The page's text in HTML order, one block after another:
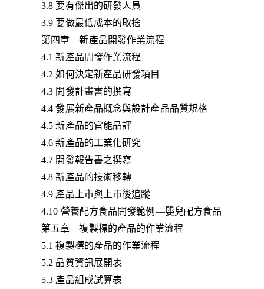
3.8 要有傑出的研發人員
3.9 要做最低成本的取捨
第四章 新產品開發作業流程
4.1 新產品開發作業流程
4.2 如何決定新產品研發項目
4.3 開發計畫書的撰寫
4.4 發展新產品概念與設計產品品質規格
4.5 新產品的官能品評
4.6 新產品的工業化研究
4.7 開發報告書之撰寫
4.8 新產品的技術移轉
4.9 產品上市與上市後追蹤
4.10 營養配方食品開發範例—嬰兒配方食品
第五章 複製標的產品的作業流程
5.1 複製標的產品的作業流程
5.2 品質資訊展開表
5.3 產品組成試算表